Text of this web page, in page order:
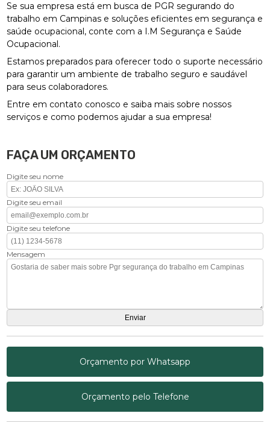
Se sua empresa está em busca de PGR segurando do
trabalho em Campinas e soluções eficientes em segurança e
saúde ocupacional, conte com a I.M Segurança e Saúde
Ocupacional.
Estamos preparados para oferecer todo o suporte necessário
para garantir um ambiente de trabalho seguro e saudável
para seus colaboradores.
Entre em contato conosco e saiba mais sobre nossos
serviços e como podemos ajudar a sua empresa!
FAÇA UM ORÇAMENTO
Digite seu nome
Digite seu email
Digite seu telefone
Mensagem
Orçamento por Whatsapp
Orçamento pelo Telefone